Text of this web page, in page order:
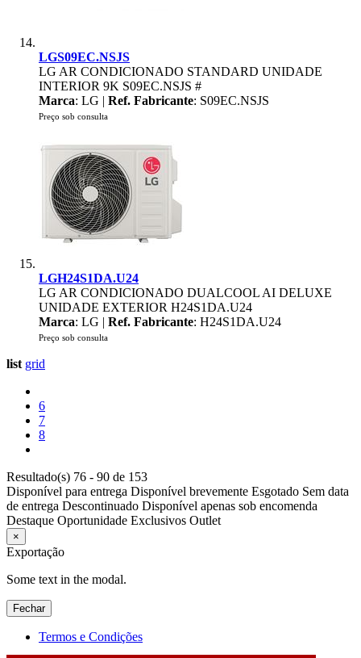
LGS09EC.NSJS
LG AR CONDICIONADO STANDARD UNIDADE
INTERIOR 9K S09EC.NSJS #
Marca: LG | Ref. Fabricante: S09EC.NSJS
Preço sob consulta
LGH24S1DA.U24
LG AR CONDICIONADO DUALCOOL AI DELUXE
UNIDADE EXTERIOR H24S1DA.U24
Marca: LG | Ref. Fabricante: H24S1DA.U24
Preço sob consulta
list grid
6
7
8
Resultado(s) 76 - 90 de 153
Disponível para entrega Disponível brevemente Esgotado Sem data
de entrega Descontinuado Disponível apenas sob encomenda
Destaque Oportunidade Exclusivos Outlet
×
Exportação
Some text in the modal.
Fechar
Termos e Condições